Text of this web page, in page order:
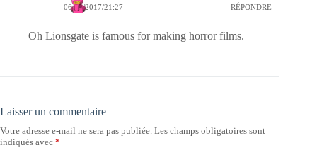
06/08/2017/21:27 RÉPONDRE
Oh Lionsgate is famous for making horror films.
Laisser un commentaire
Votre adresse e-mail ne sera pas publiée. Les champs obligatoires sont
indiqués avec *